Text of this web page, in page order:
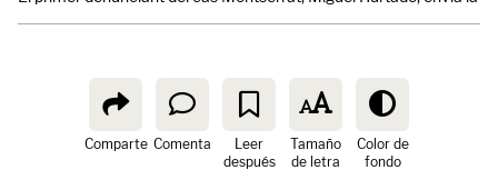
Comparte Comenta
Leer
después
Tamaño
de letra
Color de
fondo